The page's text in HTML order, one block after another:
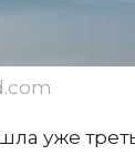
уже